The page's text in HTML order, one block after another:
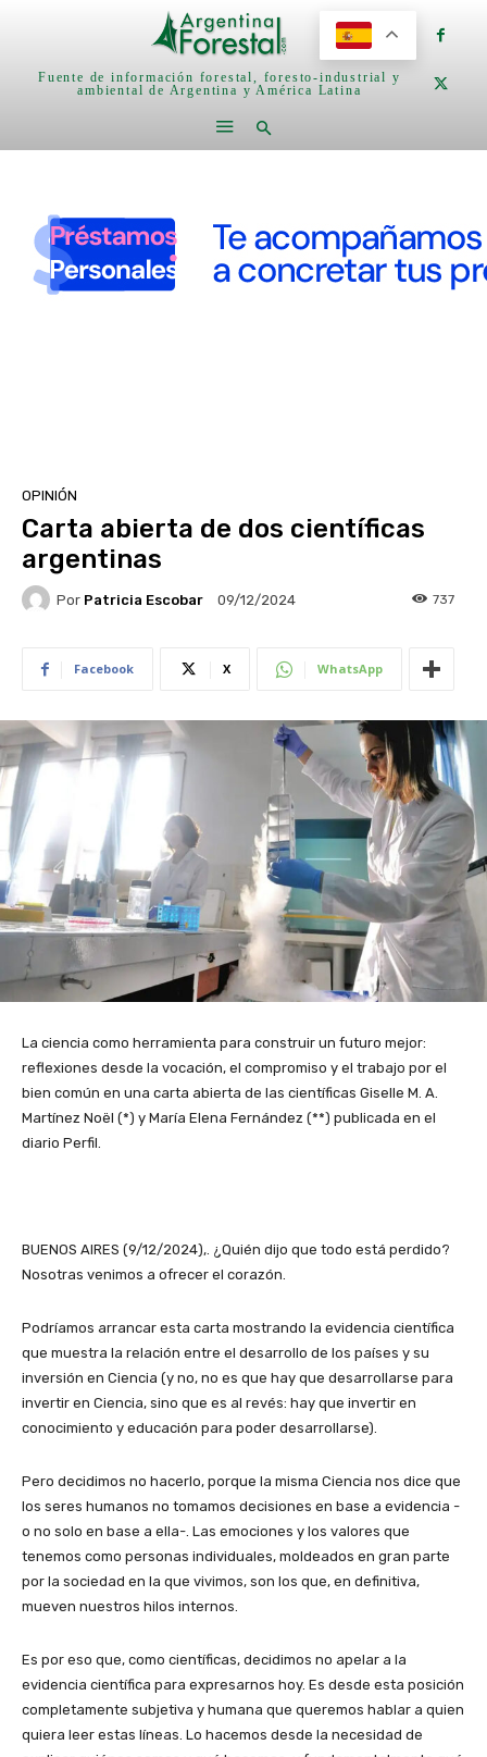
Fuente de información forestal, foresto-industrial y
ambiental de Argentina y América Latina
OPINIÓN
Carta abierta de dos científicas
argentinas
Por Patricia Escobar 09/12/2024 737
Facebook X WhatsApp
La ciencia como herramienta para construir un futuro mejor:
reflexiones desde la vocación, el compromiso y el trabajo por el
bien común en una carta abierta de las científicas Giselle M. A.
Martínez Noël (*) y María Elena Fernández (**) publicada en el
diario Perfil.
BUENOS AIRES (9/12/2024),. ¿Quién dijo que todo está perdido?
Nosotras venimos a ofrecer el corazón.
Podríamos arrancar esta carta mostrando la evidencia científica
que muestra la relación entre el desarrollo de los países y su
inversión en Ciencia (y no, no es que hay que desarrollarse para
invertir en Ciencia, sino que es al revés: hay que invertir en
conocimiento y educación para poder desarrollarse).
Pero decidimos no hacerlo, porque la misma Ciencia nos dice que
los seres humanos no tomamos decisiones en base a evidencia -
o no solo en base a ella-. Las emociones y los valores que
tenemos como personas individuales, moldeados en gran parte
por la sociedad en la que vivimos, son los que, en definitiva,
mueven nuestros hilos internos.
Es por eso que, como científicas, decidimos no apelar a la
evidencia científica para expresarnos hoy. Es desde esta posición
completamente subjetiva y humana que queremos hablar a quien
quiera leer estas líneas. Lo hacemos desde la necesidad de